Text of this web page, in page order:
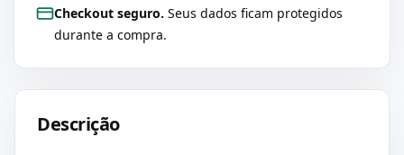
Checkout seguro. Seus dados ficam protegidos
durante a compra.
Descrição